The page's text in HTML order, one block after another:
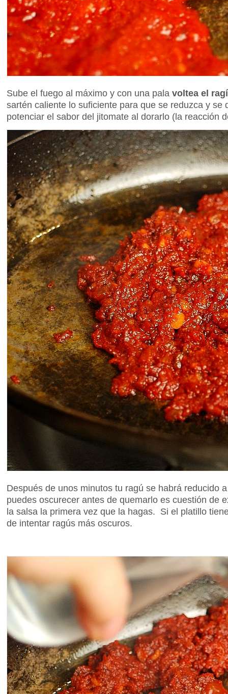
Sube el fuego al máximo y con una pala voltea el
sartén caliente lo suficiente para que se reduzca y
potenciar el sabor del jitomate al dorarlo (la reacción
Después de unos minutos tu ragú se habrá reducido
puedes oscurecer antes de quemarlo es cuestión de
la salsa la primera vez que la hagas. Si el platillo
de intentar ragús más oscuros.